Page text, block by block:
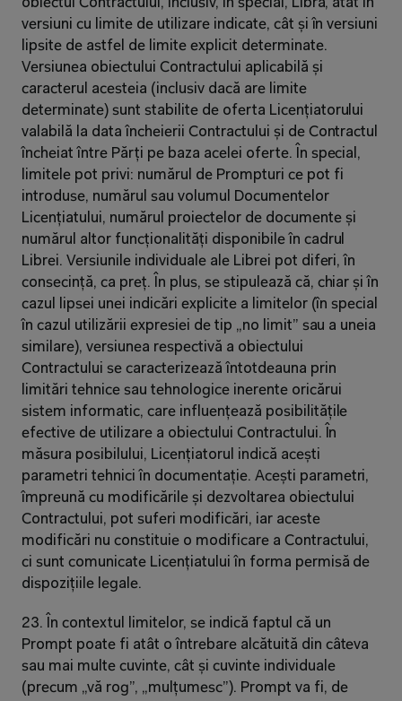
obiectul Contractului, inclusiv, în special, Libra, atât în
versiuni cu limite de utilizare indicate, cât și în versiuni
lipsite de astfel de limite explicit determinate.
Versiunea obiectului Contractului aplicabilă și
caracterul acesteia (inclusiv dacă are limite
determinate) sunt stabilite de oferta Licențiatorului
valabilă la data încheierii Contractului și de Contractul
încheiat între Părți pe baza acelei oferte. În special,
limitele pot privi: numărul de Prompturi ce pot fi
introduse, numărul sau volumul Documentelor
Licențiatului, numărul proiectelor de documente și
numărul altor funcționalități disponibile în cadrul
Librei. Versiunile individuale ale Librei pot diferi, în
consecință, ca preț. În plus, se stipulează că, chiar și în
cazul lipsei unei indicări explicite a limitelor (în special
în cazul utilizării expresiei de tip „no limit” sau a uneia
similare), versiunea respectivă a obiectului
Contractului se caracterizează întotdeauna prin
limitări tehnice sau tehnologice inerente oricărui
sistem informatic, care influențează posibilitățile
efective de utilizare a obiectului Contractului. În
măsura posibilului, Licențiatorul indică acești
parametri tehnici în documentație. Acești parametri,
împreună cu modificările și dezvoltarea obiectului
Contractului, pot suferi modificări, iar aceste
modificări nu constituie o modificare a Contractului,
ci sunt comunicate Licențiatului în forma permisă de
dispozițiile legale.
23. În contextul limitelor, se indică faptul că un
Prompt poate fi atât o întrebare alcătuită din câteva
sau mai multe cuvinte, cât și cuvinte individuale
(precum „vă rog”, „mulțumesc”). Prompt va fi, de